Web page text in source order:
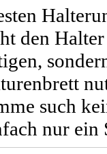
den
such
nur ein